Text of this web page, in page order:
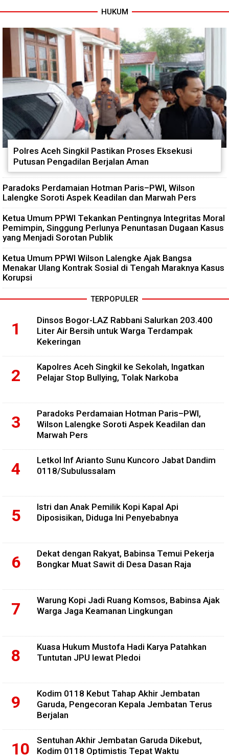
HUKUM
Polres Aceh Singkil Pastikan Proses Eksekusi
Putusan Pengadilan Berjalan Aman
Paradoks Perdamaian Hotman Paris–PWI, Wilson
Lalengke Soroti Aspek Keadilan dan Marwah Pers
Ketua Umum PPWI Tekankan Pentingnya Integritas Moral
Pemimpin, Singgung Perlunya Penuntasan Dugaan Kasus
yang Menjadi Sorotan Publik
Ketua Umum PPWI Wilson Lalengke Ajak Bangsa
Menakar Ulang Kontrak Sosial di Tengah Maraknya Kasus
Korupsi
TERPOPULER
Dinsos Bogor-LAZ Rabbani Salurkan 203.400
Liter Air Bersih untuk Warga Terdampak
Kekeringan
Kapolres Aceh Singkil ke Sekolah, Ingatkan
Pelajar Stop Bullying, Tolak Narkoba
Paradoks Perdamaian Hotman Paris–PWI,
Wilson Lalengke Soroti Aspek Keadilan dan
Marwah Pers
Letkol Inf Arianto Sunu Kuncoro Jabat Dandim
0118/Subulussalam
Istri dan Anak Pemilik Kopi Kapal Api
Diposisikan, Diduga Ini Penyebabnya
Dekat dengan Rakyat, Babinsa Temui Pekerja
Bongkar Muat Sawit di Desa Dasan Raja
Warung Kopi Jadi Ruang Komsos, Babinsa Ajak
Warga Jaga Keamanan Lingkungan
Kuasa Hukum Mustofa Hadi Karya Patahkan
Tuntutan JPU lewat Pledoi
Kodim 0118 Kebut Tahap Akhir Jembatan
Garuda, Pengecoran Kepala Jembatan Terus
Berjalan
Sentuhan Akhir Jembatan Garuda Dikebut,
Kodim 0118 Optimistis Tepat Waktu